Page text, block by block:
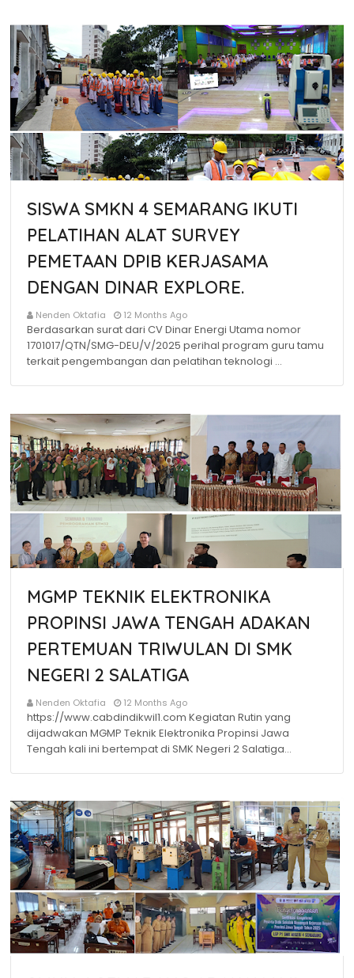
SISWA SMKN 4 SEMARANG IKUTI
PELATIHAN ALAT SURVEY
PEMETAAN DPIB KERJASAMA
DENGAN DINAR EXPLORE.
Nenden Oktafia 12 Months Ago
Berdasarkan surat dari CV Dinar Energi Utama nomor
1701017/QTN/SMG-DEU/V/2025 perihal program guru tamu
terkait pengembangan dan pelatihan teknologi …
MGMP TEKNIK ELEKTRONIKA
PROPINSI JAWA TENGAH ADAKAN
PERTEMUAN TRIWULAN DI SMK
NEGERI 2 SALATIGA
Nenden Oktafia 12 Months Ago
https://www.cabdindikwil1.com Kegiatan Rutin yang
dijadwakan MGMP Teknik Elektronika Propinsi Jawa
Tengah kali ini bertempat di SMK Negeri 2 Salatiga…